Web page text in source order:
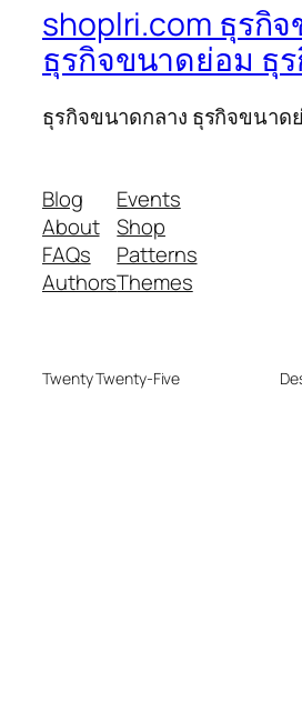
shoplri.com ธุรกิ
ธุรกิจขนาดย่อม ธุ
ธุรกิจขนาดกลาง ธุรกิจขนาด
Blog
About
FAQs
Authors
Events
Shop
Patterns
Themes
Twenty Twenty-Five